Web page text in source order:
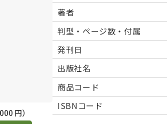
副読本
円）
著者
判型・ページ数・付属
発刊日
出版社名
商品コード
ISBNコード